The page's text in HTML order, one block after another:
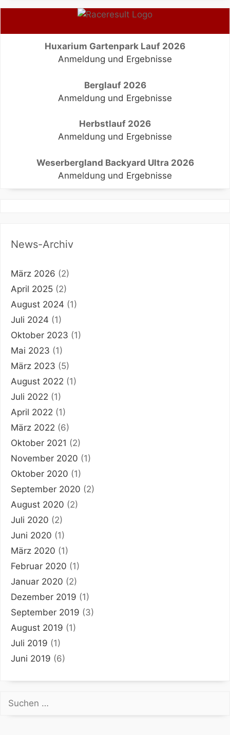
Huxarium Gartenpark Lauf 2026
Anmeldung und Ergebnisse
Berglauf 2026
Anmeldung und Ergebnisse
Herbstlauf 2026
Anmeldung und Ergebnisse
Weserbergland Backyard Ultra 2026
Anmeldung und Ergebnisse
News-Archiv
März 2026 (2)
April 2025 (2)
August 2024 (1)
Juli 2024 (1)
Oktober 2023 (1)
Mai 2023 (1)
März 2023 (5)
August 2022 (1)
Juli 2022 (1)
April 2022 (1)
März 2022 (6)
Oktober 2021 (2)
November 2020 (1)
Oktober 2020 (1)
September 2020 (2)
August 2020 (2)
Juli 2020 (2)
Juni 2020 (1)
März 2020 (1)
Februar 2020 (1)
Januar 2020 (2)
Dezember 2019 (1)
September 2019 (3)
August 2019 (1)
Juli 2019 (1)
Juni 2019 (6)
Suchen
nach: